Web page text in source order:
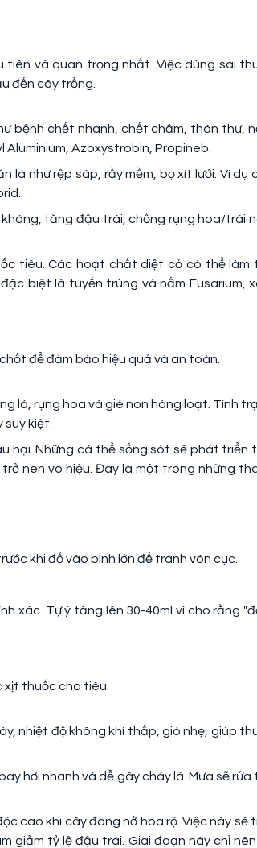
và quan trọng nhất. Việc dùng sai
đến cây trồng.
bệnh chết nhanh, chết chậm, thán thư,
Azoxystrobin, Propineb.
lá như rệp sáp, rầy mềm, bọ xít lưới. Ví dụ
tăng đậu trái, chống rụng hoa/trái
tiêu. Các hoạt chất diệt cỏ có thể làm
biệt là tuyến trùng và nấm Fusarium,
để đảm bảo hiệu quả và an toàn.
lá, rụng hoa và gié non hàng loạt. Tình
kiệt.
hại. Những cá thể sống sót sẽ phát triển
nên vô hiệu. Đây là một trong những
khi đổ vào bình lớn để tránh vón cục.
xác. Tự ý tăng lên 30-40ml vì cho rằng
xịt thuốc cho tiêu.
nhiệt độ không khí thấp, gió nhẹ, giúp
hơi nhanh và dễ gây cháy lá. Mưa sẽ rửa
cao khi cây đang nở hoa rộ. Việc này sẽ
giảm tỷ lệ đậu trái. Giai đoạn này chỉ nên